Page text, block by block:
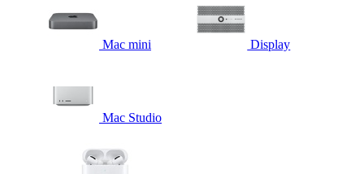
Mac mini Display
Mac Studio